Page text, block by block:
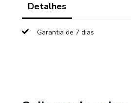
Detalhes
Garantia de 7 dias